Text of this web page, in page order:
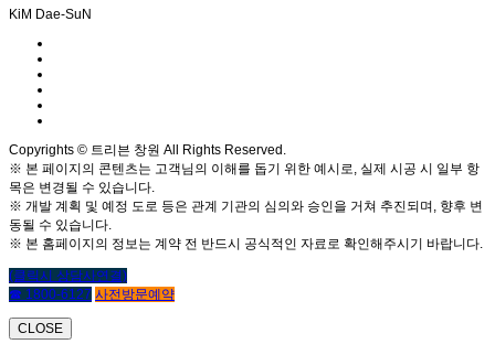
KiM Dae-SuN
Copyrights © 트리븐 창원 All Rights Reserved.
※ 본 페이지의 콘텐츠는 고객님의 이해를 돕기 위한 예시로, 실제 시공 시 일부 항
목은 변경될 수 있습니다.
※ 개발 계획 및 예정 도로 등은 관계 기관의 심의와 승인을 거쳐 추진되며, 향후 변
동될 수 있습니다.
※ 본 홈페이지의 정보는 계약 전 반드시 공식적인 자료로 확인해주시기 바랍니다.
(클릭시 상담사연결)
☎ 1800-6127 사전방문예약
CLOSE